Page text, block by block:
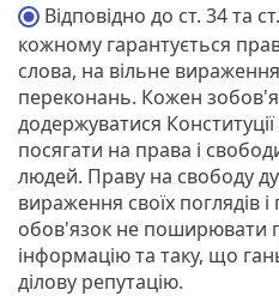
Відповідно до ст. 34 та
кожному гарантується
слова, на вільне вираження
переконань. Кожен
додержуватися
посягати на права і
людей. Праву на свободу
вираження своїх поглядів
обов'язок не поширювати
інформацію та таку, що
ділову репутацію.